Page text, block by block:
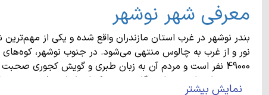
معرفی شهر نوشهر
بندر نوشهر در غرب استان مازندران واقع شده و یکی از
نور و از غرب به چالوس منتهی می‌شود. در جنوب نوشهر، کوه‌های
49000 نفر است و مردم آن به زبان طبری و گویش کجوری
نیروی دریایی ارتش و ایستگاه سینوپتیک از دلایل مطرح بودن
نمایش بیشتر